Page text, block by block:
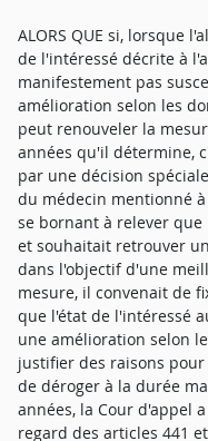
ALORS QUE si, lorsque
de l'intéressé décrite à
manifestement pas
amélioration selon les
peut renouveler la
années qu'il détermine,
par une décision
du médecin mentionné
se bornant à relever
et souhaitait retrouver
dans l'objectif d'une
mesure, il convenait de
que l'état de l'intéressé
une amélioration selon
justifier des raisons
de déroger à la durée
années, la Cour d'appel
regard des articles 441